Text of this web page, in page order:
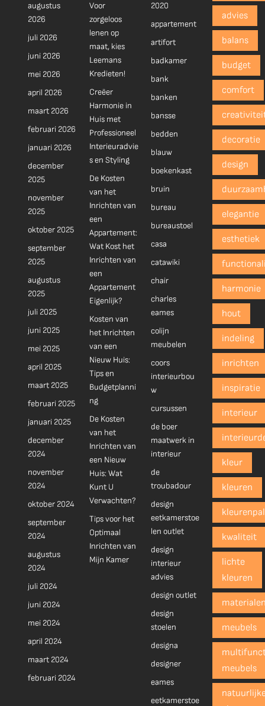
augustus
2026
juli 2026
juni 2026
mei 2026
april 2026
maart 2026
februari 2026
januari 2026
december
2025
november
2025
oktober 2025
september
2025
augustus
2025
juli 2025
juni 2025
mei 2025
april 2025
maart 2025
februari 2025
januari 2025
december
2024
november
2024
oktober 2024
september
2024
augustus
2024
juli 2024
juni 2024
mei 2024
april 2024
maart 2024
februari 2024
Voor
zorgeloos
lenen op
maat, kies
Leemans
Kredieten!
Creëer
Harmonie in
Huis met
Professioneel
Interieuradvie
s en Styling
De Kosten
van het
Inrichten van
een
Appartement:
Wat Kost het
Inrichten van
een
Appartement
Eigenlijk?
Kosten van
het Inrichten
van een
Nieuw Huis:
Tips en
Budgetplanni
ng
De Kosten
van het
Inrichten van
een Nieuw
Huis: Wat
Kunt U
Verwachten?
Tips voor het
Optimaal
Inrichten van
Mijn Kamer
2020
appartement
artifort
badkamer
bank
banken
bansse
bedden
blauw
boekenkast
bruin
bureau
bureaustoel
casa
catawiki
chair
charles
eames
colijn
meubelen
coors
interieurbou
w
cursussen
de boer
maatwerk in
interieur
de
troubadour
design
eetkamerstoe
len outlet
design
interieur
advies
design outlet
design
stoelen
designa
designer
eames
eetkamerstoe
advies
balans
budget
comfort
decoratie
design
elegantie
esthetiek
harmonie
hout
indeling
inrichten
inspiratie
interieur
kleur
kleuren
kwaliteit
lichte
kleuren
meubels
meubels